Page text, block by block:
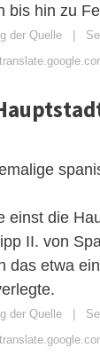
bis hin zu
der Quelle |
einst die
II. von
das etwa
der Quelle |